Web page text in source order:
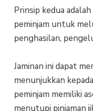
Prinsip kedua
peminjam untuk
penghasilan,
Jaminan ini dapat
menunjukkan
peminjam memiliki
menutupi pinjaman